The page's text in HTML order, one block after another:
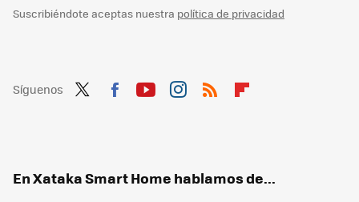
Suscribiéndote aceptas nuestra política de privacidad
Síguenos
En Xataka Smart Home hablamos de...